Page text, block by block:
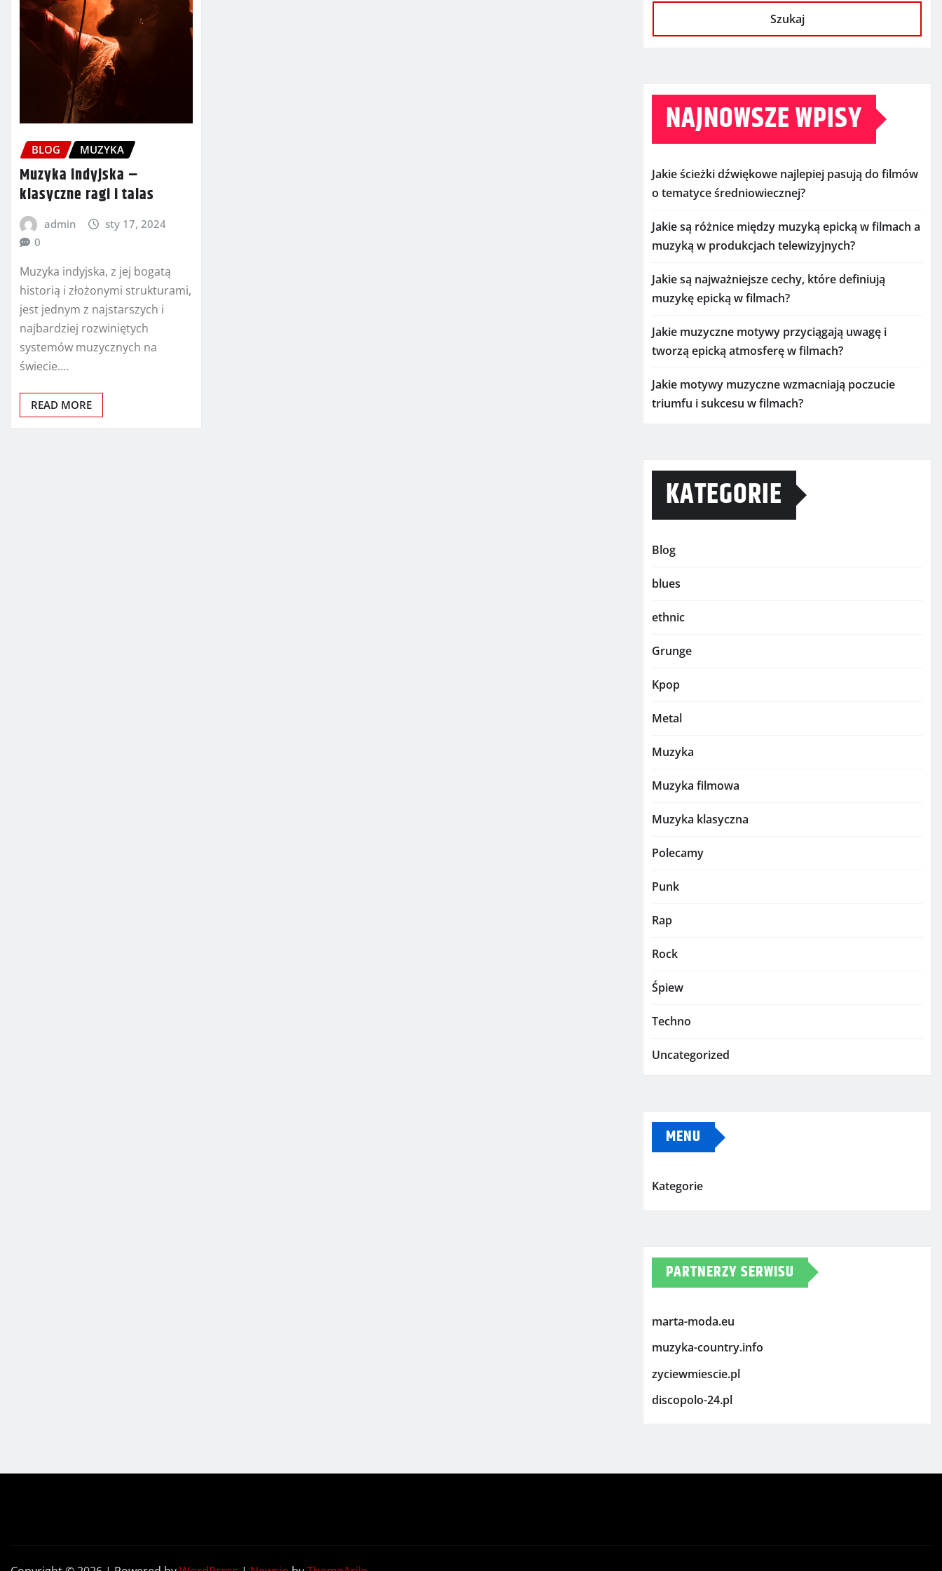
BLOG MUZYKA
Muzyka indyjska –
klasyczne ragi i talas
admin
sty 17, 2024
0
Muzyka indyjska, z jej bogatą
historią i złożonymi strukturami,
jest jednym z najstarszych i
najbardziej rozwiniętych
systemów muzycznych na
świecie.…
READ MORE
Szukaj
NAJNOWSZE WPISY
Jakie ścieżki dźwiękowe najlepiej pasują do filmów
o tematyce średniowiecznej?
Jakie są różnice między muzyką epicką w filmach a
muzyką w produkcjach telewizyjnych?
Jakie są najważniejsze cechy, które definiują
muzykę epicką w filmach?
Jakie muzyczne motywy przyciągają uwagę i
tworzą epicką atmosferę w filmach?
Jakie motywy muzyczne wzmacniają poczucie
triumfu i sukcesu w filmach?
KATEGORIE
Blog
blues
ethnic
Grunge
Kpop
Metal
Muzyka
Muzyka filmowa
Muzyka klasyczna
Polecamy
Punk
Rap
Rock
Śpiew
Techno
Uncategorized
MENU
Kategorie
PARTNERZY SERWISU
marta-moda.eu
muzyka-country.info
zyciewmiescie.pl
discopolo-24.pl